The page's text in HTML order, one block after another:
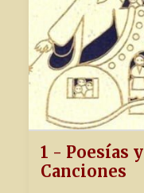
1 - Poesías y
Canciones